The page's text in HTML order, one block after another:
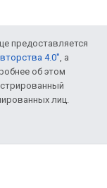
предоставляется
4.0", а
об этом
лиц.